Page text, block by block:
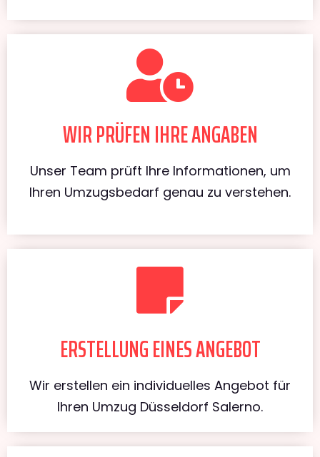
WIR PRÜFEN IHRE ANGABEN
Unser Team prüft Ihre Informationen, um
Ihren Umzugsbedarf genau zu verstehen.
ERSTELLUNG EINES ANGEBOT
Wir erstellen ein individuelles Angebot für
Ihren Umzug Düsseldorf Salerno.